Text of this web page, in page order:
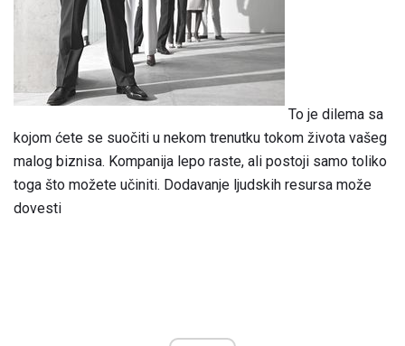
To je dilema sa
kojom ćete se suočiti u nekom trenutku tokom života vašeg
malog biznisa. Kompanija lepo raste, ali postoji samo toliko
toga što možete učiniti. Dodavanje ljudskih resursa može
dovesti